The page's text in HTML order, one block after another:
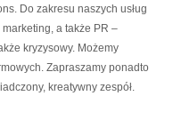
Do zakresu naszych usług
a także PR –
kryzysowy. Możemy
Zapraszamy ponadto
kreatywny zespół.